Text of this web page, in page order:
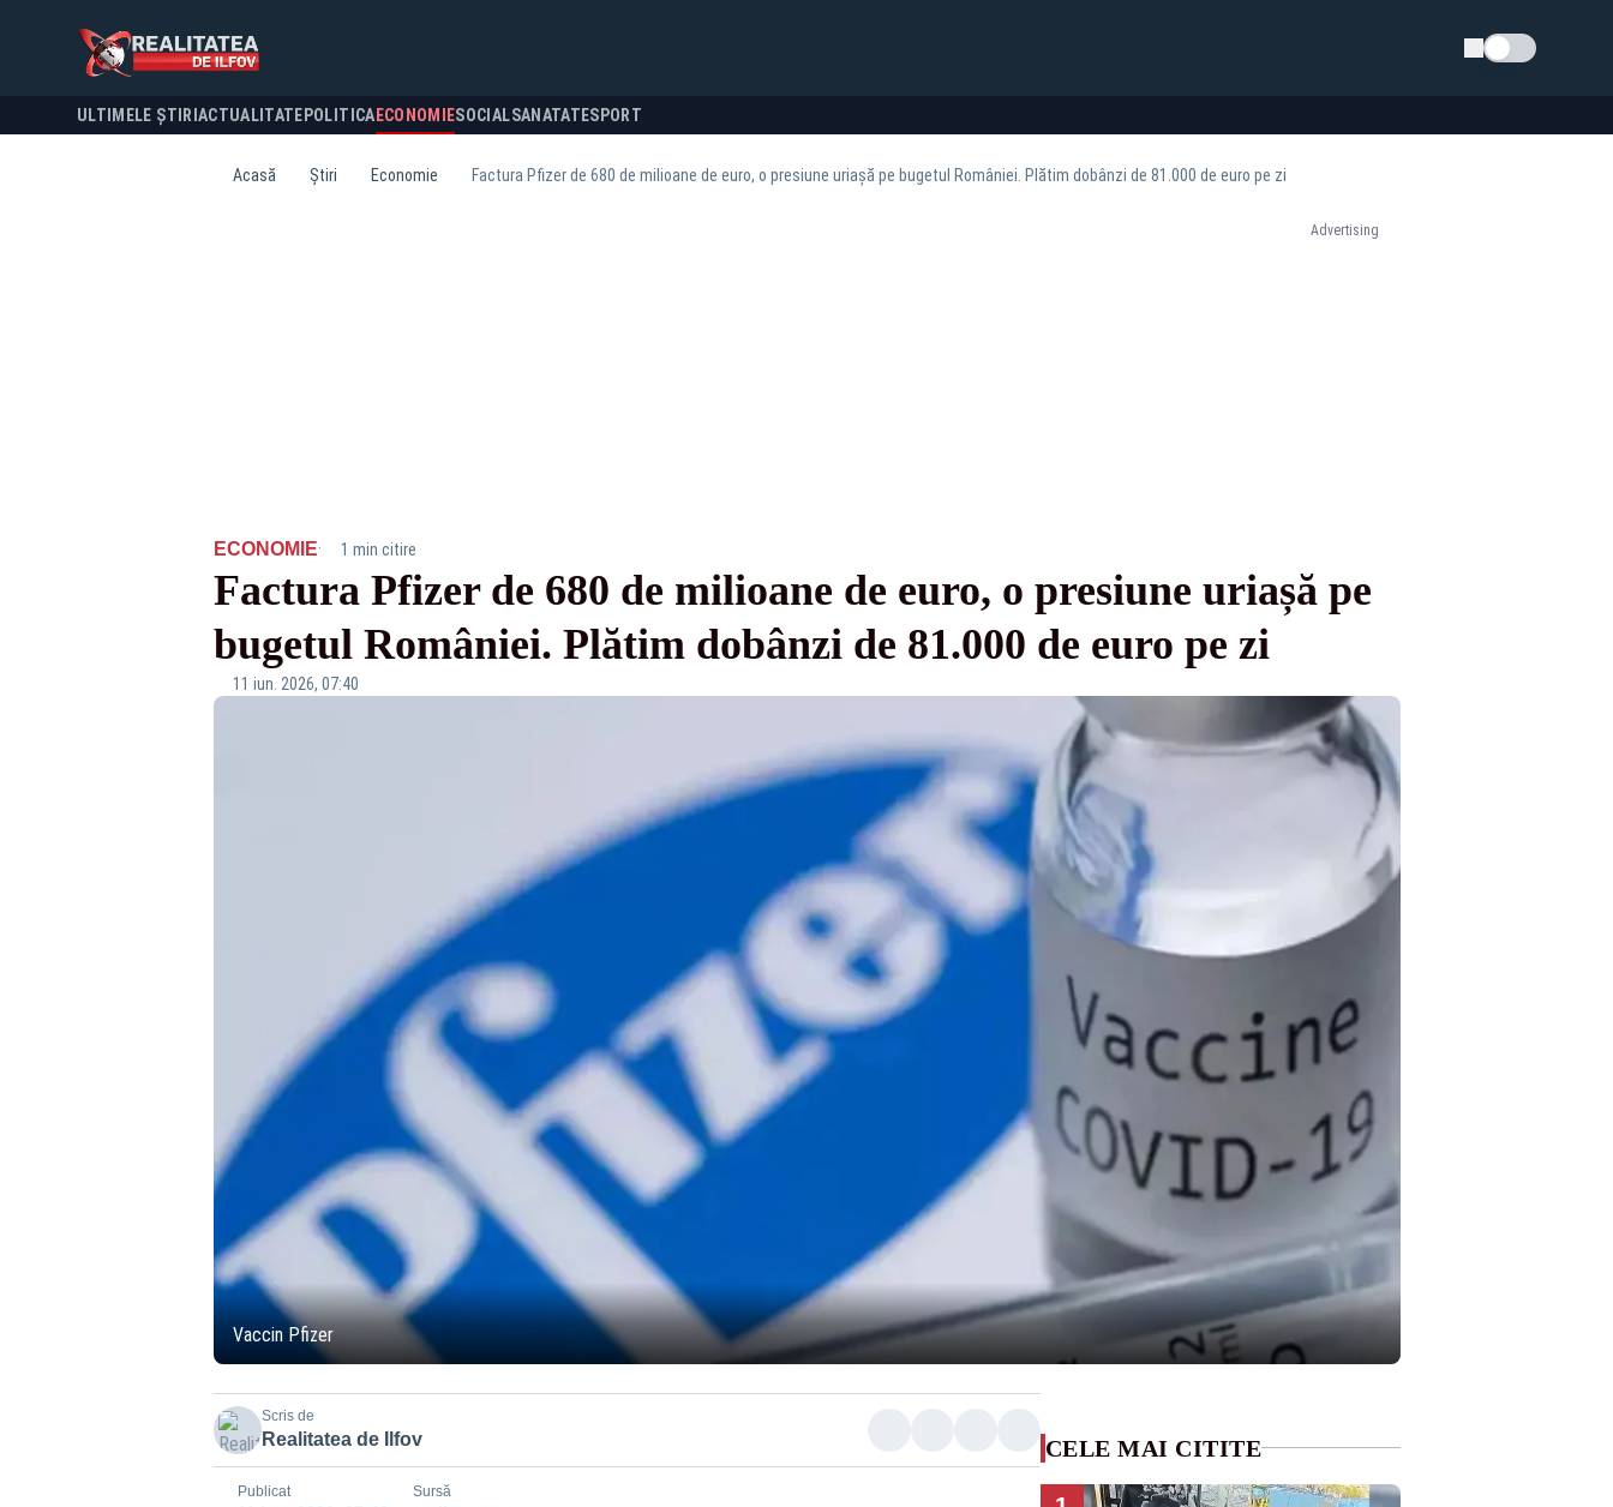
Schimba tema
ULTIMELE ȘTIRI ACTUALITATE POLITICA ECONOMIESOCIALSANATATESPORT
Acasă Știri Economie Factura Pfizer de 680 de milioane de euro, o presiune uriașă pe bugetul României. Plătim dobânzi de 81.000 de euro pe zi
Advertising
ECONOMIE· 1 min citire
Factura Pfizer de 680 de milioane de euro, o presiune uriașă pe
bugetul României. Plătim dobânzi de 81.000 de euro pe zi
11 iun. 2026, 07:40
Vaccin Pfizer
Scris de
Realitatea de Ilfov
Publicat Sursă
CELE MAI CITITE